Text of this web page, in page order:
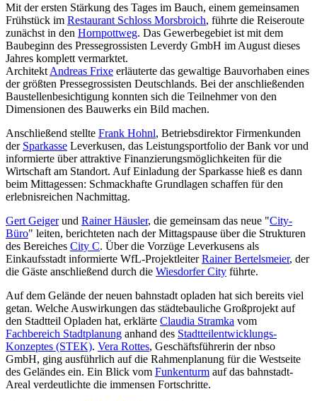
Mit der ersten Stärkung des Tages im Bauch, einem gemeinsamen
Frühstück im Restaurant Schloss Morsbroich, führte die Reiseroute
zunächst in den Hornpottweg. Das Gewerbegebiet ist mit dem
Baubeginn des Pressegrossisten Leverdy GmbH im August dieses
Jahres komplett vermarktet.
Architekt Andreas Frixe erläuterte das gewaltige Bauvorhaben eines
der größten Pressegrossisten Deutschlands. Bei der anschließenden
Baustellenbesichtigung konnten sich die Teilnehmer von den
Dimensionen des Bauwerks ein Bild machen.
Anschließend stellte Frank Hohnl, Betriebsdirektor Firmenkunden
der Sparkasse Leverkusen, das Leistungsportfolio der Bank vor und
informierte über attraktive Finanzierungsmöglichkeiten für die
Wirtschaft am Standort. Auf Einladung der Sparkasse hieß es dann
beim Mittagessen: Schmackhafte Grundlagen schaffen für den
erlebnisreichen Nachmittag.
Gert Geigerund Rainer Häusler, die gemeinsam das neue "City-
Büro" leiten, berichteten nach der Mittagspause über die Strukturen
des Bereiches City C. Über die Vorzüge Leverkusens als
Einkaufsstadt informierte WfL-ProjektleiterRainer Bertelsmeier, der
die Gäste anschließend durch die Wiesdorfer City führte.
Auf dem Gelände der neuen bahnstadt opladen hat sich bereits viel
getan. Welche Auswirkungen das städtebauliche Großprojekt auf
den Stadtteil Opladen hat, erklärte Claudia Stramka vom
Fachbereich Stadtplanung anhand des Stadtteilentwicklungs-
Konzeptes (STEK). Vera Rottes, Geschäftsführerin der nbso
GmbH, ging ausführlich auf die Rahmenplanung für die Westseite
des Geländes ein. Ein Blick vom Funkenturm auf das bahnstadt-
Areal verdeutlichte die immensen Fortschritte.